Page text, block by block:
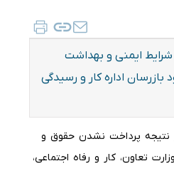
شرایط ایمنی و بهداشت
اداره کار و رسیدگی
نتیجه پرداخت نشدن حقوق و
تعاون، کار و رفاه اجتماعی،